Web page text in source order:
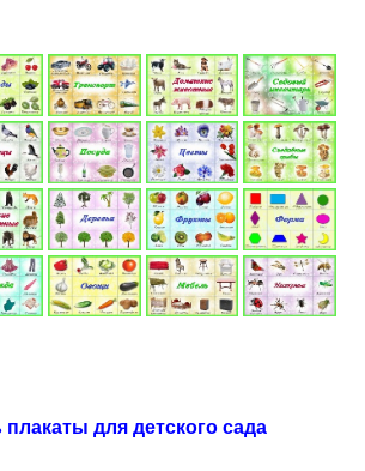
плакаты для детского сада